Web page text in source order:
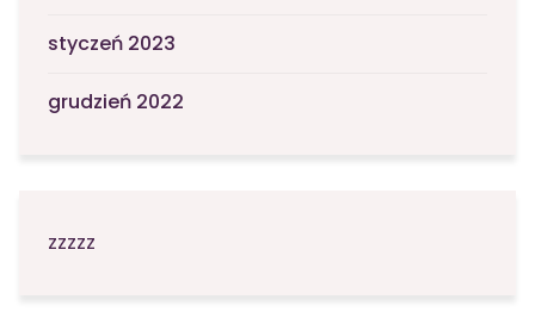
styczeń 2023
grudzień 2022
zzzzz